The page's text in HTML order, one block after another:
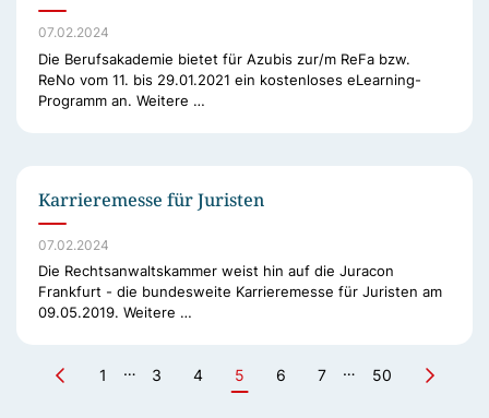
07.02.2024
Die Berufsakademie bietet für Azubis zur/m ReFa bzw.
ReNo vom 11. bis 29.01.2021 ein kostenloses eLearning-
Programm an. Weitere …
Karrieremesse für Juristen
07.02.2024
Die Rechtsanwaltskammer weist hin auf die Juracon
Frankfurt - die bundesweite Karrieremesse für Juristen am
09.05.2019. Weitere …
1 … 3 4 5 6 7 … 50